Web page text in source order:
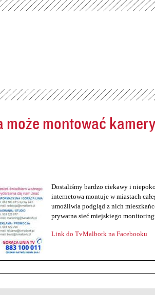
montować
Dostaliśmy bardzo ciekawy i
internetowa montuje w miastach
umożliwia podgląd z nich
prywatna sieć miejskiego
Link do TvMalbork na Facebooku